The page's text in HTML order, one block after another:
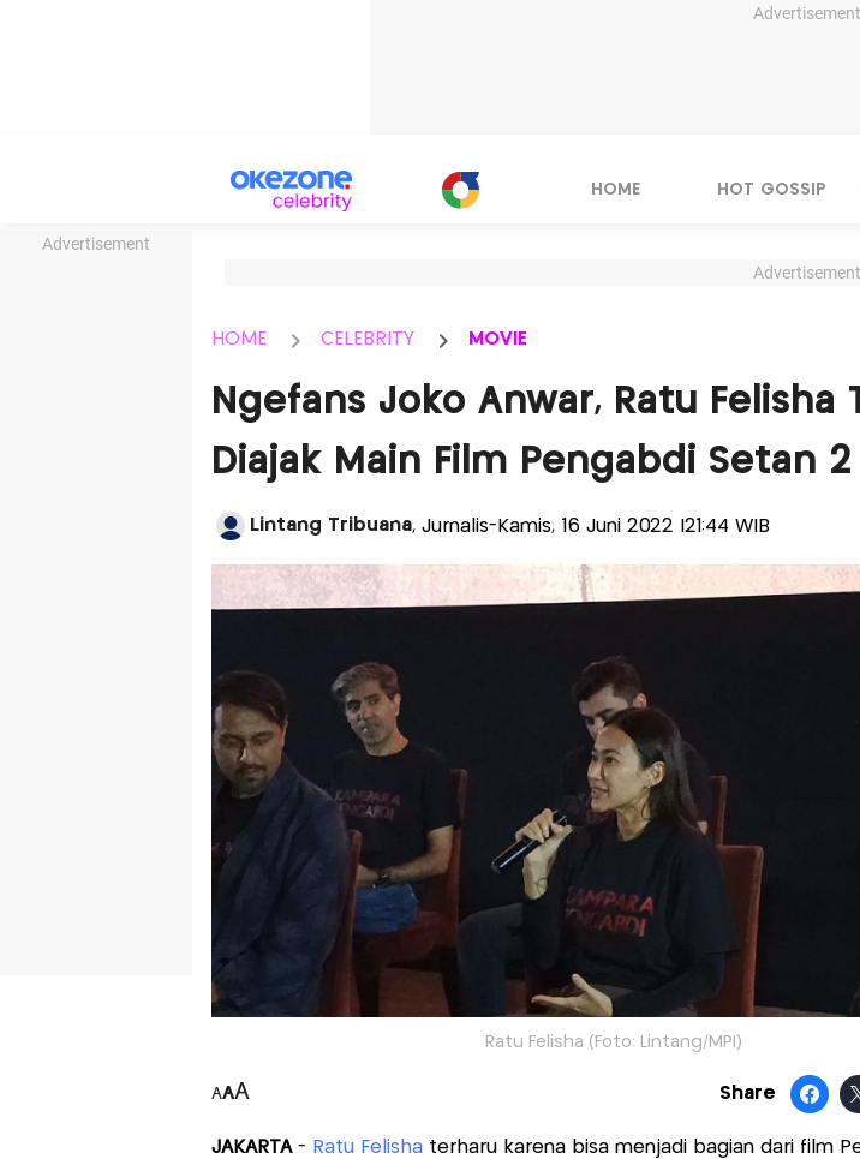
Advertisement
Advertisement
HOME HOT GOSSIP
Advertisement
HOME CELEBRITY MOVIE
Ngefans Joko Anwar, Ratu Felisha
Diajak Main Film Pengabdi Setan 2
Lintang Tribuana, Jurnalis-Kamis, 16 Juni 2022 |21:44 WIB
Ratu Felisha (Foto: Lintang/MPI)
AAA Share
JAKARTA- Ratu Felishaterharu karena bisa menjadi bagian dari film